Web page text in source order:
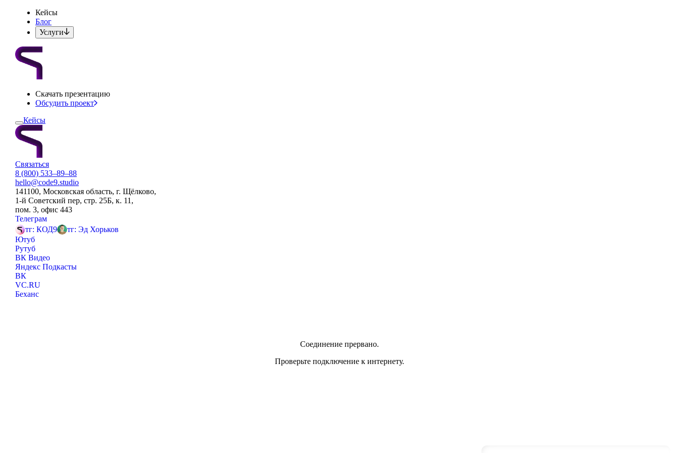
Кейсы
Блог
Услуги
Скачать презентацию
Обсудить проект
Кейсы
Связаться
8 (800) 533–89–88
hello@code9.studio
141100, Московская область, г. Щёлково,
1-й Советский пер, стр. 25Б, к. 11,
пом. 3, офис 443
Телеграм
тг: КОД9
тг: Эд Хорьков
Ютуб
Рутуб
ВК Видео
Яндекс Подкасты
ВК
VC.RU
Беханс
Соединение прервано.
Проверьте подключение к интернету.